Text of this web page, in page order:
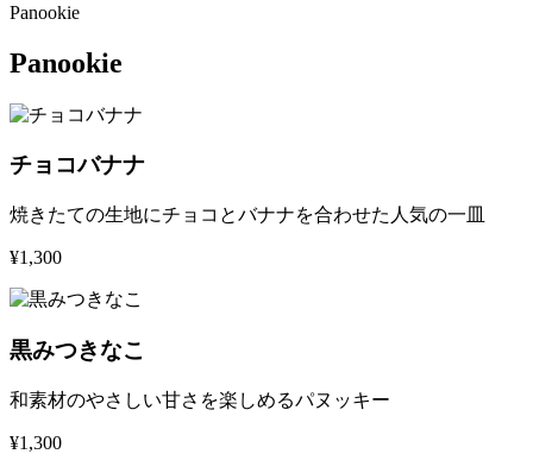
Panookie
Panookie
チョコバナナ
焼きたての生地にチョコとバナナを合わせた人気の一皿
¥1,300
黒みつきなこ
和素材のやさしい甘さを楽しめるパヌッキー
¥1,300